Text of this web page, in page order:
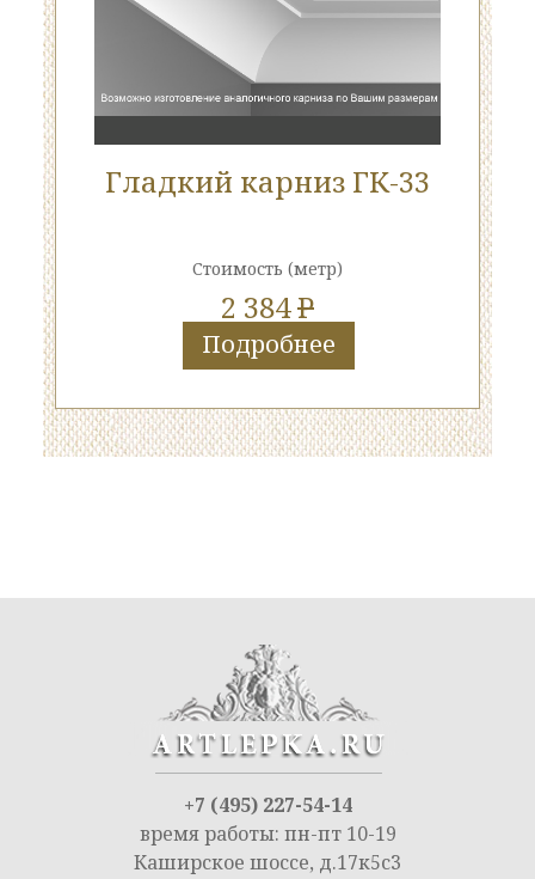
Гладкий карниз ГК-33
Стоимость (метр)
2 384P
Подробнее
+7 (495) 227-54-14
время работы: пн-пт 10-19
Каширское шоссе, д.17к5с3